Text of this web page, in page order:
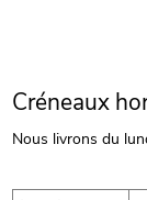
Créneaux
Nous livrons du